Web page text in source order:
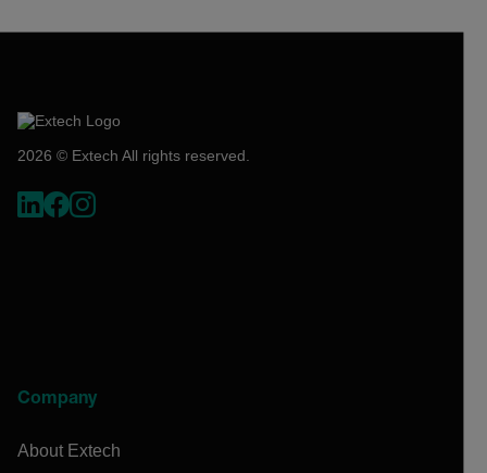
2026 © Extech All rights reserved.
Company
About Extech